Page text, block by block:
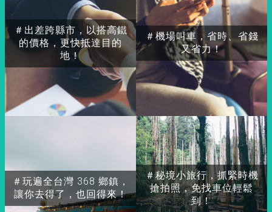
＃出差跨縣市，以搭高鐵
的價格，更快抵達目的
地！
＃玩遍全台灣 368 鄉鎮，
讓你去得了，也回得來！
＃秘境小旅行，抓緊時機
搶拍照，免找車位輕鬆
到！
＃機場叫車，省時、省錢
又省力！